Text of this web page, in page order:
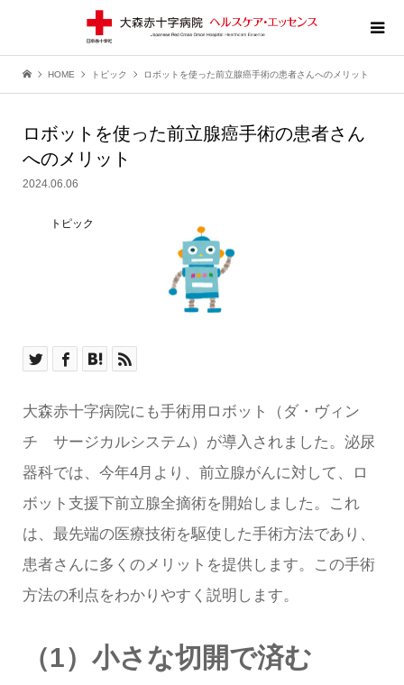
HOME トピック ロボットを使った前立腺癌手術の患者さんへのメリット
ロボットを使った前立腺癌手術の患者さん
へのメリット
2024.06.06
トピック
大森赤十字病院にも手術用ロボット（ダ・ヴィン
チ サージカルシステム）が導入されました。泌尿
器科では、今年4月より、前立腺がんに対して、ロ
ボット支援下前立腺全摘術を開始しました。これ
は、最先端の医療技術を駆使した手術方法であり、
患者さんに多くのメリットを提供します。この手術
方法の利点をわかりやすく説明します。
（1）小さな切開で済む